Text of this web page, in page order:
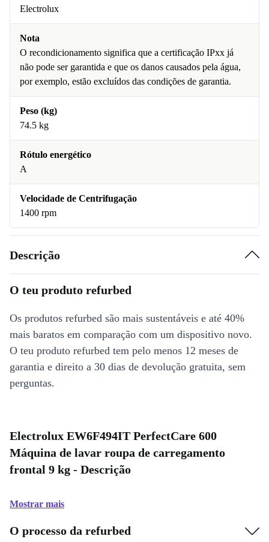
Electrolux
Nota
O recondicionamento significa que a certificação IPxx já
não pode ser garantida e que os danos causados pela água,
por exemplo, estão excluídos das condições de garantia.
Peso (kg)
74.5 kg
Rótulo energético
A
Velocidade de Centrifugação
1400 rpm
Descrição
O teu produto refurbed
Os produtos refurbed são mais sustentáveis e até 40%
mais baratos em comparação com um dispositivo novo.
O teu produto refurbed tem pelo menos 12 meses de
garantia e direito a 30 dias de devolução gratuita, sem
perguntas.
Electrolux EW6F494IT PerfectCare 600
Máquina de lavar roupa de carregamento
frontal 9 kg - Descrição
Mostrar mais
O processo da refurbed